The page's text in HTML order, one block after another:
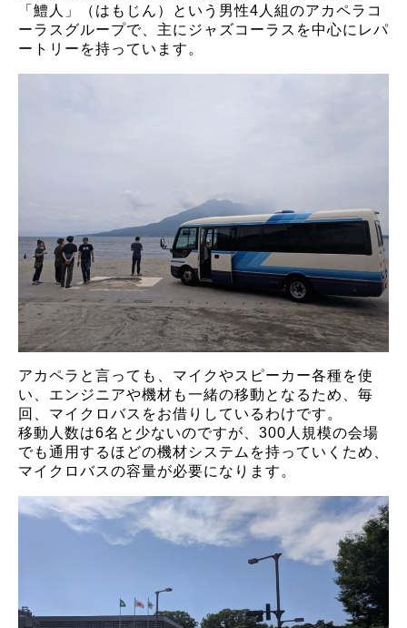
「鱧人」（はもじん）という男性4人組のアカペラコ
ーラスグループで、主にジャズコーラスを中心にレパ
ートリーを持っています。
アカペラと言っても、マイクやスピーカー各種を使
い、エンジニアや機材も一緒の移動となるため、毎
回、マイクロバスをお借りしているわけです。
移動人数は6名と少ないのですが、300人規模の会場
でも通用するほどの機材システムを持っていくため、
マイクロバスの容量が必要になります。